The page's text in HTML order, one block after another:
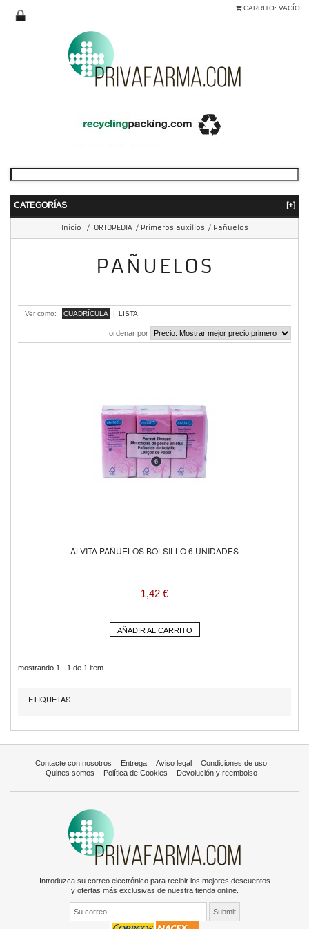
CARRITO: VACÍO
CATEGORÍAS [+]
Inicio / ORTOPEDIA / Primeros auxilios / Pañuelos
PAÑUELOS
Ver como: CUADRÍCULA | LISTA
ordenar por
ALVITA PAÑUELOS BOLSILLO 6 UNIDADES
1,42 €
AÑADIR AL CARRITO
mostrando 1 - 1 de 1 item
ETIQUETAS
Contacte con nosotros Entrega Aviso legal
Condiciones de uso
Quines somos
Política de Cookies Devolución y reembolso
Introduzca su correo electrónico para recibir los mejores descuentos
y ofertas más exclusivas de nuestra tienda online.